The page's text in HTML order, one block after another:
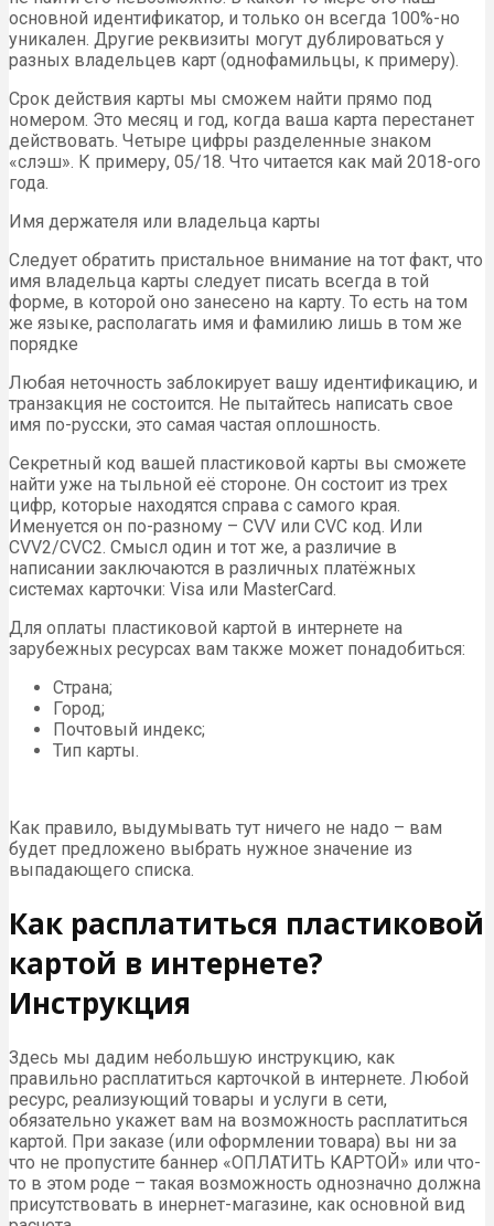
основной идентификатор, и только он всегда 100%-но
уникален. Другие реквизиты могут дублироваться у
разных владельцев карт (однофамильцы, к примеру).
Срок действия карты мы сможем найти прямо под
номером. Это месяц и год, когда ваша карта перестанет
действовать. Четыре цифры разделенные знаком
«слэш». К примеру, 05/18. Что читается как май 2018-ого
года.
Имя держателя или владельца карты
Следует обратить пристальное внимание на тот факт, что
имя владельца карты следует писать всегда в той
форме, в которой оно занесено на карту. То есть на том
же языке, располагать имя и фамилию лишь в том же
порядке
Любая неточность заблокирует вашу идентификацию, и
транзакция не состоится. Не пытайтесь написать свое
имя по-русски, это самая частая оплошность.
Секретный код вашей пластиковой карты вы сможете
найти уже на тыльной её стороне. Он состоит из трех
цифр, которые находятся справа с самого края.
Именуется он по-разному – CVV или CVC код. Или
CVV2/CVC2. Смысл один и тот же, а различие в
написании заключаются в различных платёжных
системах карточки: Visa или MasterCard.
Для оплаты пластиковой картой в интернете на
зарубежных ресурсах вам также может понадобиться:
Страна;
Город;
Почтовый индекс;
Тип карты.
Как правило, выдумывать тут ничего не надо – вам
будет предложено выбрать нужное значение из
выпадающего списка.
Как расплатиться пластиковой
картой в интернете?
Инструкция
Здесь мы дадим небольшую инструкцию, как
правильно расплатиться карточкой в интернете. Любой
ресурс, реализующий товары и услуги в сети,
обязательно укажет вам на возможность расплатиться
картой. При заказе (или оформлении товара) вы ни за
что не пропустите баннер «ОПЛАТИТЬ КАРТОЙ» или что-
то в этом роде – такая возможность однозначно должна
присутствовать в инернет-магазине, как основной вид